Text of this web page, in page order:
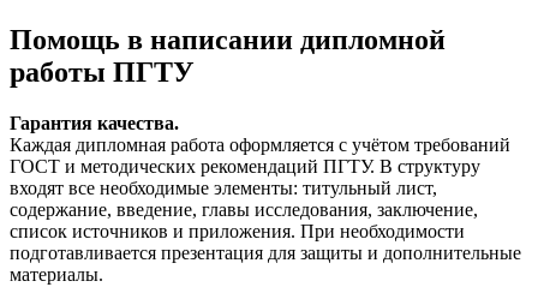
Помощь в написании дипломной
работы ПГТУ
Гарантия качества.
Каждая дипломная работа оформляется с учётом требований
ГОСТ и методических рекомендаций ПГТУ. В структуру
входят все необходимые элементы: титульный лист,
содержание, введение, главы исследования, заключение,
список источников и приложения. При необходимости
подготавливается презентация для защиты и дополнительные
материалы.